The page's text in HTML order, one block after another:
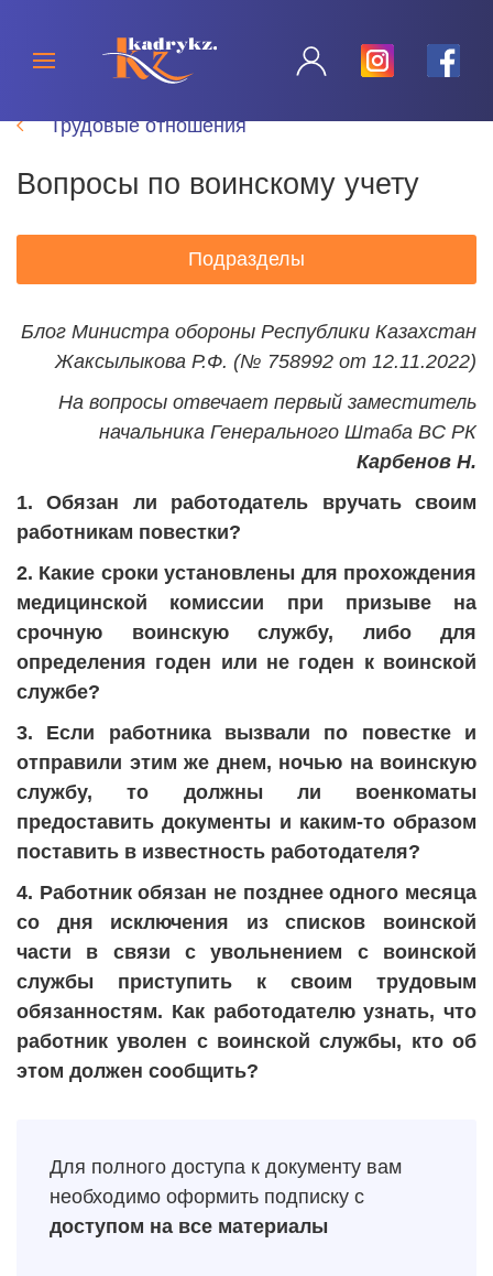
Трудовые отношения
Вопросы по воинскому учету
Подразделы
Блог Министра обороны Республики Казахстан
Жаксылыкова Р.Ф. (№ 758992 от 12.11.2022)
На вопросы отвечает первый заместитель
начальника Генерального Штаба ВС РК
Карбенов Н.
1. Обязан ли работодатель вручать своим
работникам повестки?
2. Какие сроки установлены для прохождения
медицинской комиссии при призыве на
срочную воинскую службу, либо для
определения годен или не годен к воинской
службе?
3. Если работника вызвали по повестке и
отправили этим же днем, ночью на воинскую
службу, то должны ли военкоматы
предоставить документы и каким-то образом
поставить в известность работодателя?
4. Работник обязан не позднее одного месяца
со дня исключения из списков воинской
части в связи с увольнением с воинской
службы приступить к своим трудовым
обязанностям. Как работодателю узнать, что
работник уволен с воинской службы, кто об
этом должен сообщить?
Для полного доступа к документу вам
необходимо оформить подписку с
доступом на все материалы